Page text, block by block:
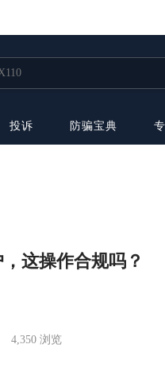
投诉 防骗宝典
这操作合规吗？
4,350 浏览